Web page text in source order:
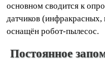
основном сводится к
датчиков
оснащён робот-пылесос.
Постоянное